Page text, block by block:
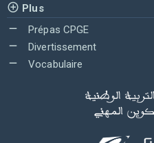
Plus
Prépas CPGE
Divertissement
Vocabulaire